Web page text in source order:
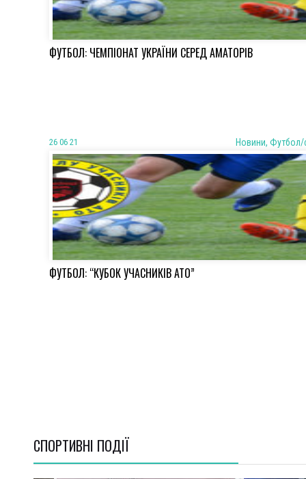
ФУТБОЛ: ЧЕМПІОНАТ УКРАЇНИ СЕРЕД АМАТОРІВ
26 06 21 Новини, Футбол/
ФУТБОЛ: “КУБОК УЧАСНИКІВ АТО”
СПОРТИВНI ПОДІЇ